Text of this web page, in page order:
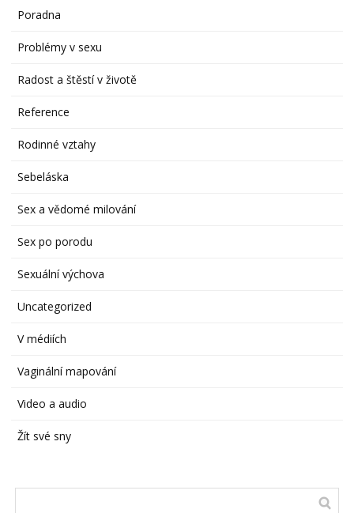
Poradna
Problémy v sexu
Radost a štěstí v životě
Reference
Rodinné vztahy
Sebeláska
Sex a vědomé milování
Sex po porodu
Sexuální výchova
Uncategorized
V médiích
Vaginální mapování
Video a audio
Žít své sny